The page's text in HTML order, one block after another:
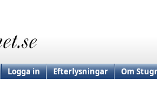
Logga in Efterlysningar Om